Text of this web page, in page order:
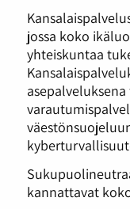
jossa koko
yhteiskuntaa
kannattavat